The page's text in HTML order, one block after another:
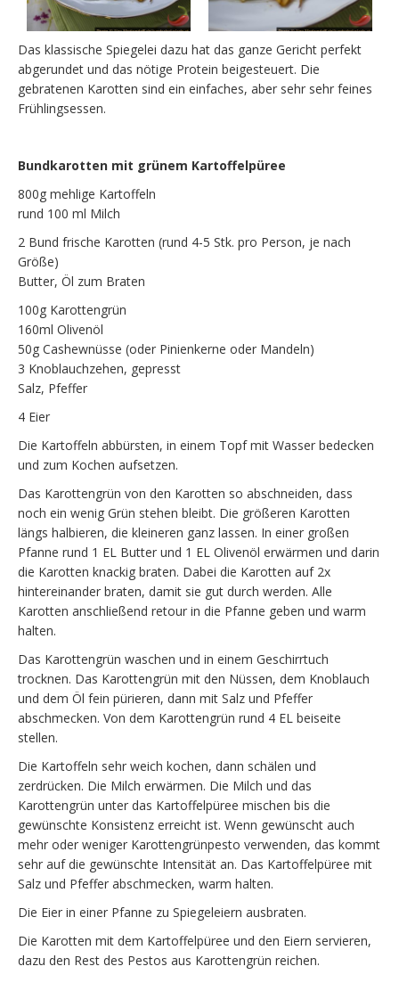
Das klassische Spiegelei dazu hat das ganze Gericht perfekt
abgerundet und das nötige Protein beigesteuert. Die
gebratenen Karotten sind ein einfaches, aber sehr sehr feines
Frühlingsessen.
Bundkarotten mit grünem Kartoffelpüree
800g mehlige Kartoffeln
rund 100 ml Milch
2 Bund frische Karotten (rund 4-5 Stk. pro Person, je nach
Größe)
Butter, Öl zum Braten
100g Karottengrün
160ml Olivenöl
50g Cashewnüsse (oder Pinienkerne oder Mandeln)
3 Knoblauchzehen, gepresst
Salz, Pfeffer
4 Eier
Die Kartoffeln abbürsten, in einem Topf mit Wasser bedecken
und zum Kochen aufsetzen.
Das Karottengrün von den Karotten so abschneiden, dass
noch ein wenig Grün stehen bleibt. Die größeren Karotten
längs halbieren, die kleineren ganz lassen. In einer großen
Pfanne rund 1 EL Butter und 1 EL Olivenöl erwärmen und darin
die Karotten knackig braten. Dabei die Karotten auf 2x
hintereinander braten, damit sie gut durch werden. Alle
Karotten anschließend retour in die Pfanne geben und warm
halten.
Das Karottengrün waschen und in einem Geschirrtuch
trocknen. Das Karottengrün mit den Nüssen, dem Knoblauch
und dem Öl fein pürieren, dann mit Salz und Pfeffer
abschmecken. Von dem Karottengrün rund 4 EL beiseite
stellen.
Die Kartoffeln sehr weich kochen, dann schälen und
zerdrücken. Die Milch erwärmen. Die Milch und das
Karottengrün unter das Kartoffelpüree mischen bis die
gewünschte Konsistenz erreicht ist. Wenn gewünscht auch
mehr oder weniger Karottengrünpesto verwenden, das kommt
sehr auf die gewünschte Intensität an. Das Kartoffelpüree mit
Salz und Pfeffer abschmecken, warm halten.
Die Eier in einer Pfanne zu Spiegeleiern ausbraten.
Die Karotten mit dem Kartoffelpüree und den Eiern servieren,
dazu den Rest des Pestos aus Karottengrün reichen.